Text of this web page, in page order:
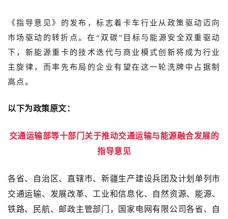
《指导意见》的发布，标志着卡车行业从政策驱动迈向
市场驱动的转折点。在“双碳”目标与能源安全双重驱动
下，新能源重卡的技术迭代与商业模式创新将成为行业
主旋律，而率先布局的企业有望在这一轮洗牌中占据制
高点。
以下为政策原文：
交通运输部等十部门关于推动交通运输与能源融合发展的
指导意见
各省、自治区、直辖市、新疆生产建设兵团及计划单列市
交通运输、发展改革、工业和信息化、自然资源、能源、
铁路、民航、邮政主管部门，国家电网有限公司各省、自